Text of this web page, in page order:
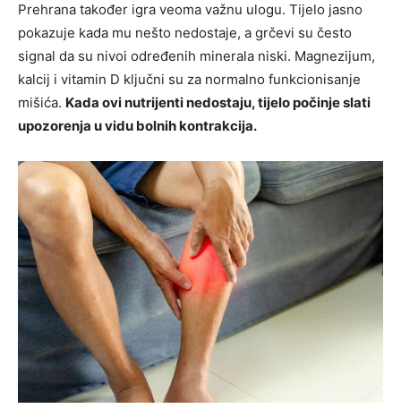
Prehrana također igra veoma važnu ulogu. Tijelo jasno
pokazuje kada mu nešto nedostaje, a grčevi su često
signal da su nivoi određenih minerala niski. Magnezijum,
kalcij i vitamin D ključni su za normalno funkcionisanje
mišića. Kada ovi nutrijenti nedostaju, tijelo počinje slati
upozorenja u vidu bolnih kontrakcija.